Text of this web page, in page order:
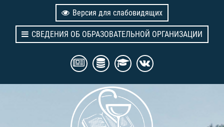
Версия для слабовидящих
СВЕДЕНИЯ ОБ ОБРАЗОВАТЕЛЬНОЙ ОРГАНИЗАЦИИ